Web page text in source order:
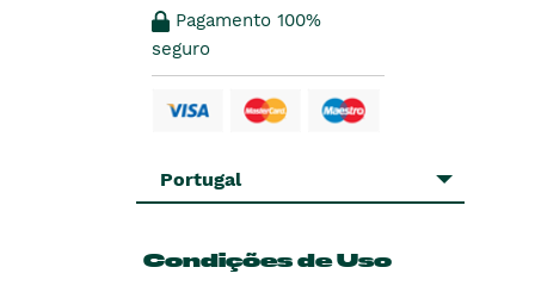
Pagamento 100%
seguro
Portugal
Condições de Uso